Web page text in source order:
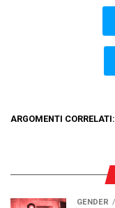
ARGOMENTI CORRELATI:
GENDER